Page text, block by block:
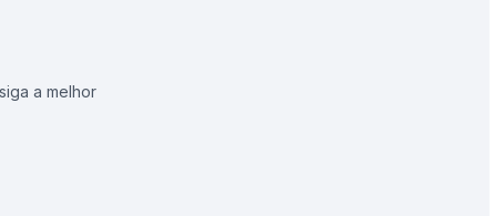
a melhor